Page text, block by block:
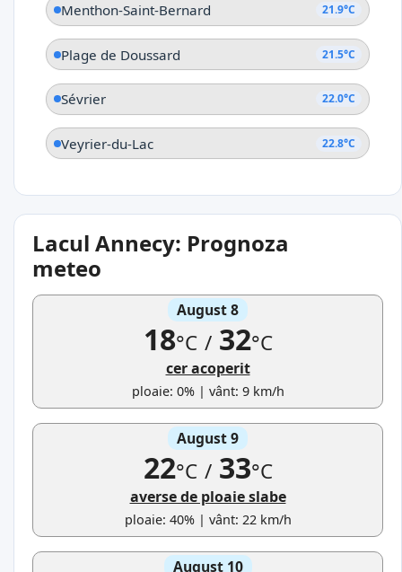
Menthon-Saint-Bernard 21.9°C
Plage de Doussard 21.5°C
Sévrier 22.0°C
Veyrier-du-Lac 22.8°C
Lacul Annecy: Prognoza
meteo
August 8
18°C /32°C
cer acoperit
ploaie: 0% | vânt: 9 km/h
August 9
22°C /33°C
averse de ploaie slabe
ploaie: 40% | vânt: 22 km/h
August 10